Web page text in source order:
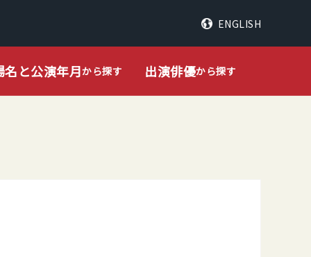
ENGLISH
名と公演年月から探す 出演俳優から探す